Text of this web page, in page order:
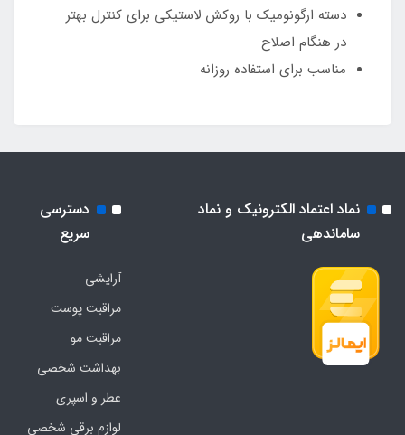
دسته ارگونومیک با روکش لاستیکی برای کنترل بهتر
در هنگام اصلاح
مناسب برای استفاده روزانه
نماد اعتماد الکترونیک و نماد
ساماندهی
دسترسی
سریع
آرایشی
مراقبت پوست
مراقبت مو
بهداشت شخصی
عطر و اسپری
لوازم برقی شخصی